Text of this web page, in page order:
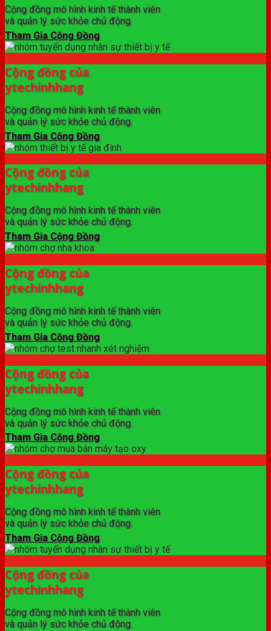
Cộng đồng mô hình kinh tế thành viên
và quản lý sức khỏe chủ động.
Tham Gia Cộng Đồng
Cộng đồng của
ytechinhhang
Cộng đồng mô hình kinh tế thành viên
và quản lý sức khỏe chủ động.
Tham Gia Cộng Đồng
Cộng đồng của
ytechinhhang
Cộng đồng mô hình kinh tế thành viên
và quản lý sức khỏe chủ động.
Tham Gia Cộng Đồng
Cộng đồng của
ytechinhhang
Cộng đồng mô hình kinh tế thành viên
và quản lý sức khỏe chủ động.
Tham Gia Cộng Đồng
Cộng đồng của
ytechinhhang
Cộng đồng mô hình kinh tế thành viên
và quản lý sức khỏe chủ động.
Tham Gia Cộng Đồng
Cộng đồng của
ytechinhhang
Cộng đồng mô hình kinh tế thành viên
và quản lý sức khỏe chủ động.
Tham Gia Cộng Đồng
Cộng đồng của
ytechinhhang
Cộng đồng mô hình kinh tế thành viên
và quản lý sức khỏe chủ động.